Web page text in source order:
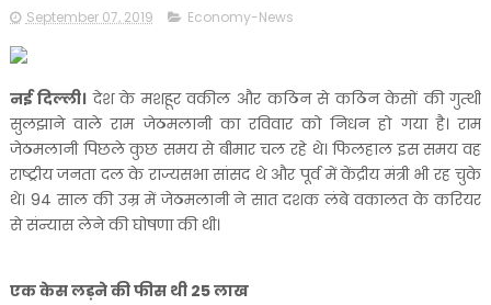
September 07, 2019 Economy-News
नई दिल्ली। देश के मशहूर वकील और कठिन से कठिन केसों की गुत्थी
सुलझाने वाले राम जेठमलानी का रविवार को निधन हो गया है। राम
जेठमलानी पिछले कुछ समय से बीमार चल रहे थे। फिलहाल इस समय वह
राष्ट्रीय जनता दल के राज्यसभा सांसद थे और पूर्व में केंद्रीय मंत्री भी रह चुके
थे। 94 साल की उम्र में जेठमलानी ने सात दशक लंबे वकालत के करियर
से संन्यास लेने की घोषणा की थी।
एक केस लड़ने की फीस थी 25 लाख